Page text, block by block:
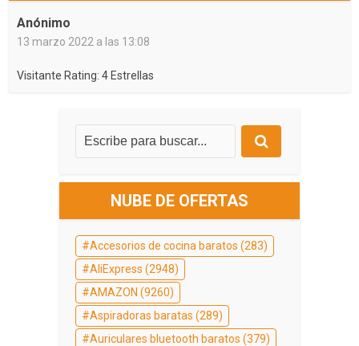
Anónimo
13 marzo 2022 a las 13:08
Visitante Rating: 4 Estrellas
NUBE DE OFERTAS
Accesorios de cocina baratos (283)
AliExpress (2948)
AMAZON (9260)
Aspiradoras baratas (289)
Auriculares bluetooth baratos (379)